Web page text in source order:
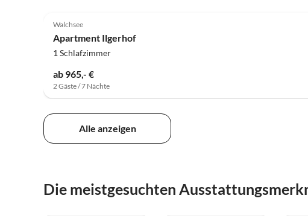
Walchsee
Apartment Ilgerhof
1 Schlafzimmer
ab 965,- €
2 Gäste / 7 Nächte
Alle anzeigen
Die meistgesuchten